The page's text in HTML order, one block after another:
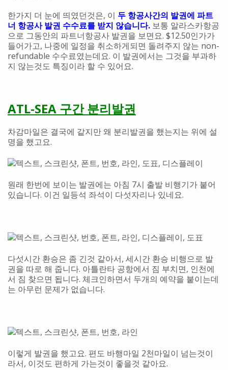
한가지 더 눈에 띄였던것은, 이 두 항공사간의 발권에 파트
너 항공사 발권 수수료를 받지 않습니다. 보통 알라스카항공
으로 그동안의 파트너항공사 발권을 보면요. $12.50인가가
들어가고, 나중에 일정을 취소하게되면 돌려주지 않는 non-
refundable 수수료였는데요. 이 발권에서는 그것을 부과하
지 않는것도 특징이라 할 수 있어요.
ATL-SEA 구간 분리발권
차감마일은 결국에 같지만 왜 분리발권을 했는지는 위에 설
명을 했고요.
원래 한번에 보이는 발권에는 아침 7시 출발 비행기가 붙어
있습니다. 이건 일등석 좌석이 다섯자리나 있네요.
다섯시간 환승은 좀 긴것 같아서, 세시간 환승 비행으로 발
권을 따로 해 줍니다. 아틀란타 공항에서 짐 부치면, 인천에
서 짐 찾으면 됩니다. 체크인하면서 두개의 예약을 붙이는데
는 아무런 문제가 없습니다.
이렇게 발권을 했고요. 편도 바행마일 2천마일이 넘는것이
라서, 이것도 편하게 가는것이 좋을것 같아요.